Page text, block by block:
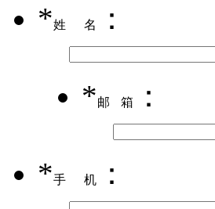
*姓名 ：
*邮箱 ：
*手机 ：